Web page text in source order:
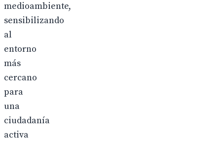
medioambiente,
sensibilizando
al
entorno
más
cercano
para
una
ciudadanía
activa